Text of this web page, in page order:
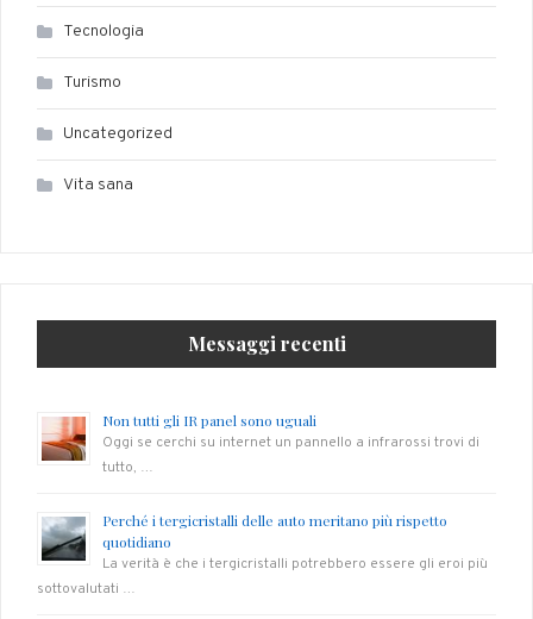
Tecnologia
Turismo
Uncategorized
Vita sana
Messaggi recenti
Non tutti gli IR panel sono uguali
Oggi se cerchi su internet un pannello a infrarossi trovi di
tutto, …
Perché i tergicristalli delle auto meritano più rispetto
quotidiano
La verità è che i tergicristalli potrebbero essere gli eroi più
sottovalutati …